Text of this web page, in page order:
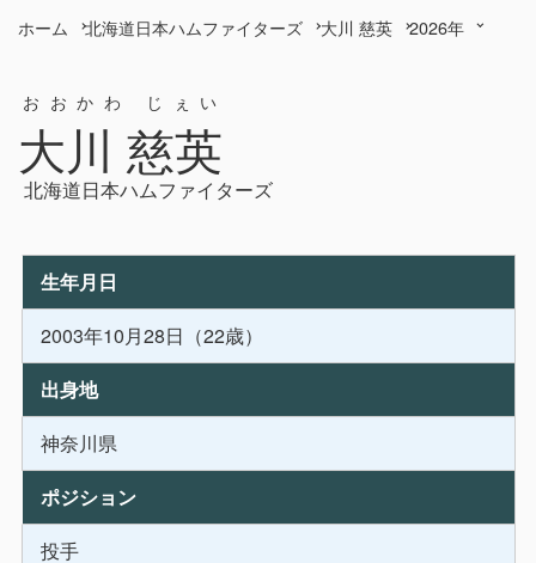
ホーム 北海道日本ハムファイターズ 大川 慈英 2026年
大川 慈英
おおかわ じぇい
北海道日本ハムファイターズ
生年月日
2003年10月28日（22歳）
出身地
神奈川県
ポジション
投手